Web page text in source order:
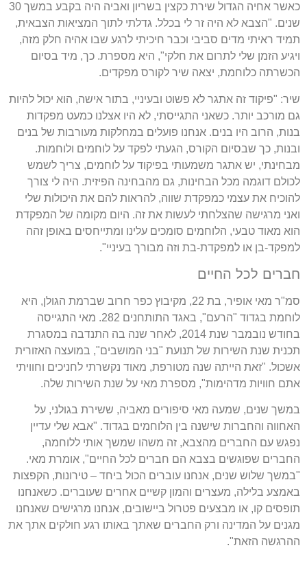
כאשר אחיה הגדול שירת כקצין בשריון ואביה היה בקבע במשך 30
שנים. "הצבא לא היה זר לי בכלל. גדלתי לתוך המציאות הצבאית,
תמיד ראיתי מדים סביבי וכבר חיכיתי לרגע שבו אהיה חלק מזה,
ויגיע הזמן שלי לתרום את חלקי", היא מספרת. כך, מיד בסיום
הכשרתה כלוחמת, יצאה שיר לקורס מפקדים.
שיר: "פיקוד זה אתגר לא פשוט ובעיניי, בתור אישה, הוא יכול להיות
גם מורכב יותר. כשאני התגייסתי, לא היו אצלנו כמעט מפקדות
בנות, הרוב היו בנים. אנחנו פועלים במחלקות מעורבות של בנים
ובנות, כך שבסיום הקורס, הגעתי לפקד על לוחמים ולוחמות.
מבחינתי, יש אתגר משמעותי בפיקוד על לוחמים, צריך לשמש
לכולם דוגמה מכל הבחינות, גם מהבחינה הפיזית. היה לי צורך
להוכיח את עצמי כמפקדת שווה, להראות להם את היכולות שלי
ואני מרגישה שהצלחתי לעשות את זה. היום מקומה של המפקדת
הוא מאוד טבעי, הלוחמים סומכים עלינו ומתייחסים באופן זהה
למפקד-בן או למפקדת-בת וזה מבורך בעיניי".
חברים לכל החיים
סמ"ר מאי אופיר, בת 22, מקיבוץ כפר חרוב שברמת הגולן, היא
לוחמת בגדוד "הרעם", באגד התותחנים 282. מאי התגייסה
בחודש נובמבר שנת 2014, לאחר שנה בה התנדבה במסגרת
תכנית שנת השירות של תנועת "בני המושבים", במועצה האזורית
אשכול. "זאת הייתה שנה מטורפת, מאוד נקשרתי לחניכים וחוויתי
אתם חוויות מדהימות", מספרת מאי על שנת השירות שלה.
במשך שנים, שמעה מאי סיפורים מאביה, ששירת בגולני, על
האחווה והחברות שישנה בין הלוחמים בגדוד. "אבא שלי עדיין
נפגש עם החברים מהצבא, זה משהו שמשך אותי ללוחמה,
החברים שפוגשים בצבא הם חברים לכל החיים", אומרת מאי.
"במשך שלוש שנים, אנחנו עוברים הכול ביחד – טירונות, הקפצות
באמצע בלילה, מעצרים והמון קשיים אחרים שעוברים. כשאנחנו
תופסים קו, או מבצעים פטרול ביישובים, אנחנו מרגישים שאנחנו
מגנים על המדינה ורק החברים שאתך באותו רגע חולקים אתך את
ההרגשה הזאת".